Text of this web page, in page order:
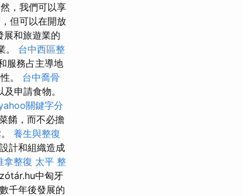
，我們可以享
但可以在開放
展和旅遊業的
。 台中西區整
服務占主導地
。 台中喬骨
申請食物。
關鍵字分
餚，而不必擔
養生與整復
設計和組織造成
拿整復 太平 整
中匈牙
千年後發展的